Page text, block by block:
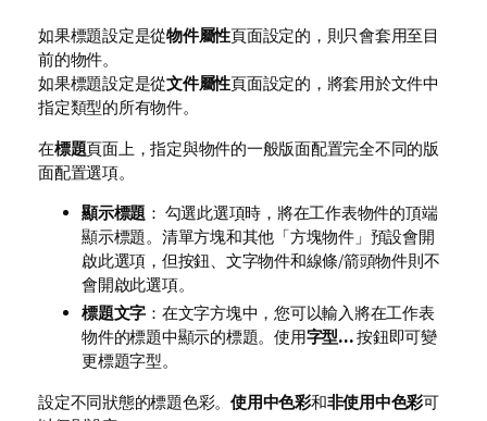
如果標題設定是從物件屬性頁面設定的，則只會套用至目
前的物件。
如果標題設定是從文件屬性頁面設定的，將套用於文件中
指定類型的所有物件。
在標題頁面上，指定與物件的一般版面配置完全不同的版
面配置選項。
顯示標題 ： 勾選此選項時，將在工作表物件的頂端
顯示標題。清單方塊和其他「方塊物件」預設會開
啟此選項，但按鈕、文字物件和線條/箭頭物件則不
會開啟此選項。
標題文字 ：在文字方塊中，您可以輸入將在工作表
物件的標題中顯示的標題。使用字型...按鈕即可變
更標題字型。
設定不同狀態的標題色彩。 使用中色彩和非使用中色彩可